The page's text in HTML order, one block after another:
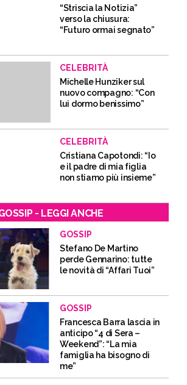
“Striscia la Notizia”
verso la chiusura:
“Futuro ormai segnato”
CELEBRITÀ
Michelle Hunziker sul
nuovo compagno: “Con
lui dormo benissimo”
CELEBRITÀ
Cristiana Capotondi: “Io
e il padre di mia figlia
non stiamo più insieme”
- LEGGI ANCHE
GOSSIP
Stefano De Martino
perde Gennarino: tutte
le novità di “Affari Tuoi”
GOSSIP
Francesca Barra lascia in
anticipo “4 di Sera –
Weekend”: “La mia
famiglia ha bisogno di
me”